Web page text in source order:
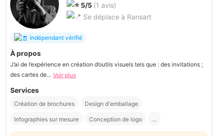
5/5 (1 avis)
Se déplace à Ransart
Indépendant vérifié
À propos
J’ai de l’expérience en création d’outils visuels tels que : des invitations ;
des cartes de... Voir plus
Services
Création de brochures Design d'emballage
Infographies sur mesure Conception de logo ...